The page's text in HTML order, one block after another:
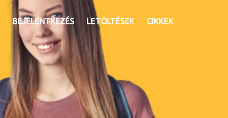
BEJELENTKEZÉS LETÖLTÉSEK CIKKEK